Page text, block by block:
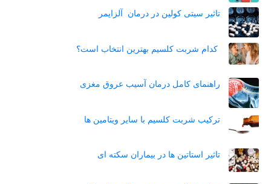
تاثیر سیتی کولین در درمان آلزایمر
کدام شربت کلسیم بهترین انتخاب است؟
راهنمای کامل درمان آسیب عروق مغزی
ترکیب شربت کلسیم با سایر ویتامین ها
تاثیر استاتین‌ ها در بیماران سکته ای